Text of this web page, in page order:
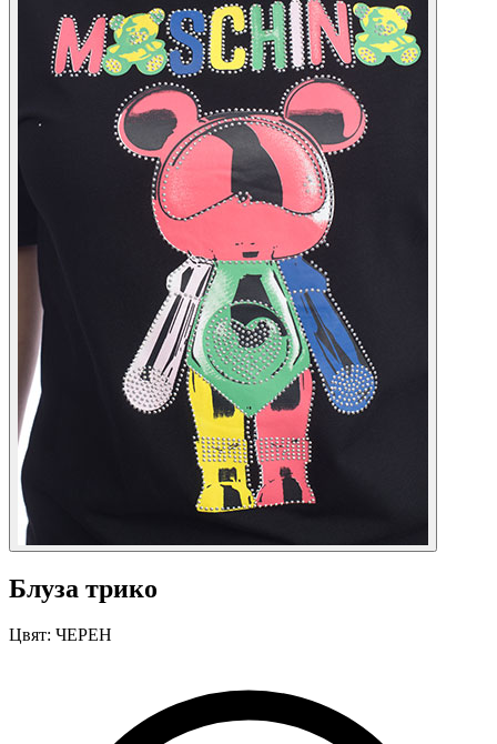
Блуза трико
Цвят: ЧЕРЕН